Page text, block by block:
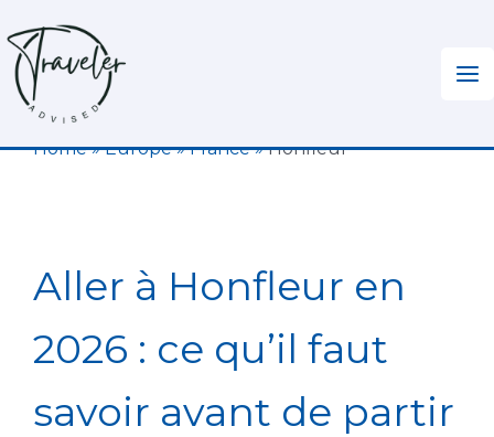
au
contenu
Home»Europe»France»Honfleur
Aller à Honfleur en
2026 : ce qu’il faut
savoir avant de partir